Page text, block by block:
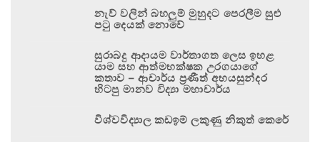
නැව් වලින් බහලුම් මුහුදට පෙරලීම සුළු
පටු දෙයක් නොවේ
සුරාබදු ආදායම වාර්තාගත ලෙස ඉහළ
යාම සහ ආත්මභක්ෂක උරගයාගේ
කතාව – ආචාර්ය ප්‍රණීත් අභයසුන්දර
හිටපු මානව විද්‍යා මහාචාර්ය
විශ්වවිද්‍යාල කඩඉම් ලකුණු නිකුත් කෙරේ